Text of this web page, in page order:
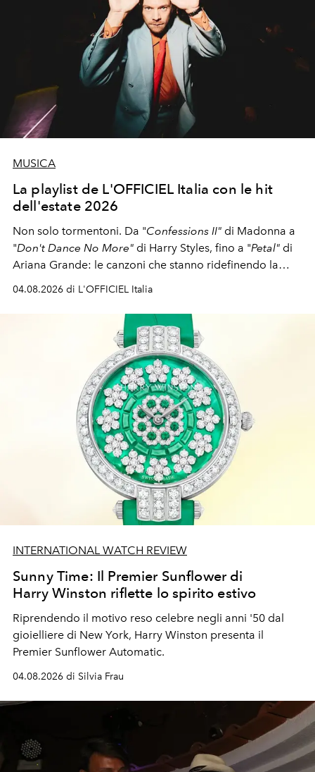
MUSICA
La playlist de L'OFFICIEL Italia con le hit
dell'estate 2026
Non solo tormentoni. Da "Confessions II" di Madonna a
"Don't Dance No More" di Harry Styles, fino a "Petal" di
Ariana Grande: le canzoni che stanno ridefinendo la
04.08.2026 di L'OFFICIEL Italia
INTERNATIONAL WATCH REVIEW
Sunny Time: Il Premier Sunflower di
Harry Winston riflette lo spirito estivo
Riprendendo il motivo reso celebre negli anni '50 dal
gioielliere di New York, Harry Winston presenta il
Premier Sunflower Automatic.
04.08.2026 di Silvia Frau